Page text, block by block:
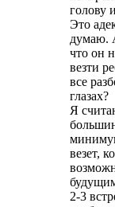
голову
Это
думаю.
что он
везти
все
глазах?
Я
везет,
2-3